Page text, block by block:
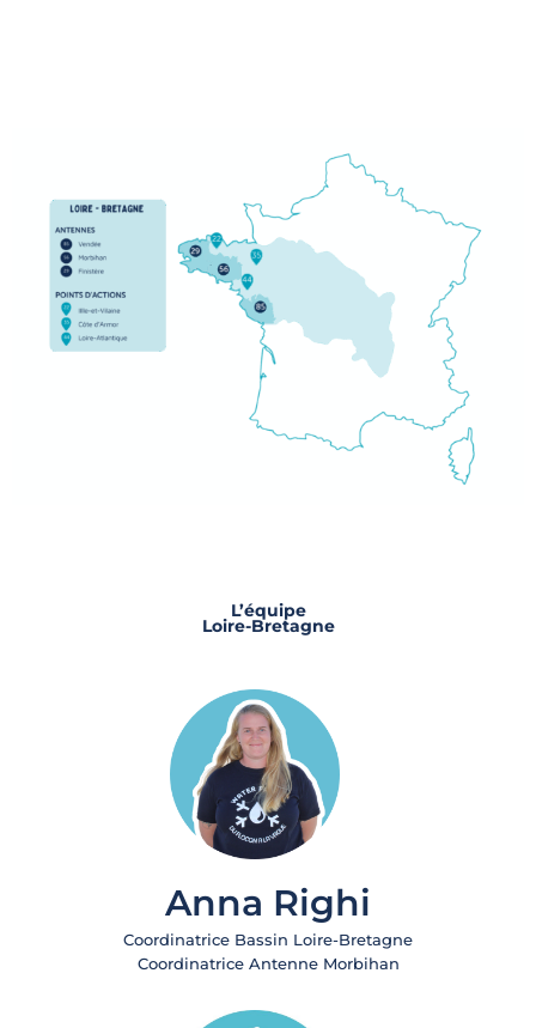
L’équipe
Loire-Bretagne
Anna Righi
Coordinatrice Bassin Loire-Bretagne
Coordinatrice Antenne Morbihan